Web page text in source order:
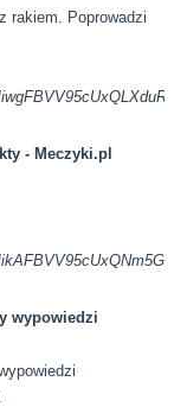
rakiem. Poprowadzi
- Meczyki.pl
wypowiedzi